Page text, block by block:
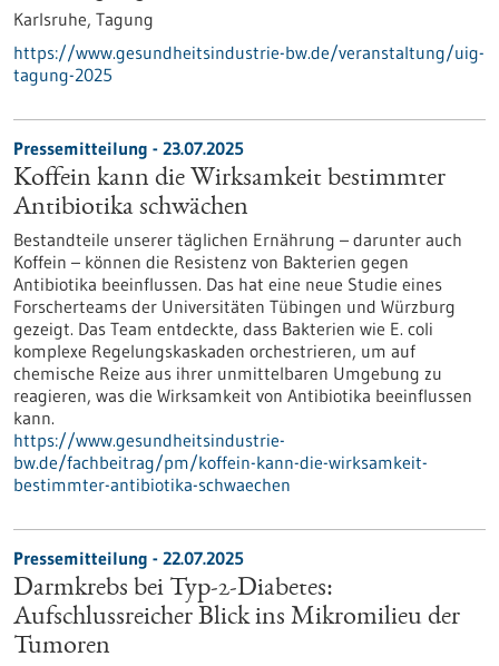
Karlsruhe, Tagung
https://www.gesundheitsindustrie-bw.de/veranstaltung/uig-
tagung-2025
Pressemitteilung - 23.07.2025
Koffein kann die Wirksamkeit bestimmter
Antibiotika schwächen
Bestandteile unserer täglichen Ernährung – darunter auch
Koffein – können die Resistenz von Bakterien gegen
Antibiotika beeinflussen. Das hat eine neue Studie eines
Forscherteams der Universitäten Tübingen und Würzburg
gezeigt. Das Team entdeckte, dass Bakterien wie E. coli
komplexe Regelungskaskaden orchestrieren, um auf
chemische Reize aus ihrer unmittelbaren Umgebung zu
reagieren, was die Wirksamkeit von Antibiotika beeinflussen
kann.
https://www.gesundheitsindustrie-
bw.de/fachbeitrag/pm/koffein-kann-die-wirksamkeit-
bestimmter-antibiotika-schwaechen
Pressemitteilung - 22.07.2025
Darmkrebs bei Typ-2-Diabetes:
Aufschlussreicher Blick ins Mikromilieu der
Tumoren